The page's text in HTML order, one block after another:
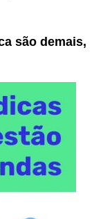
são demais,